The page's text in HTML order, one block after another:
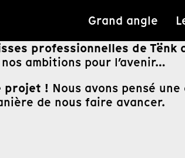
Grand angle
professionnelles de Tënk
ambitions pour l’avenir…
projet ! Nous avons pensé
de nous faire avancer.